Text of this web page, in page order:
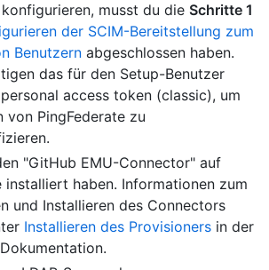
musst du die Schritte 1
der SCIM-Bereitstellung zum
Benutzern abgeschlossen haben.
das für den Setup-Benutzer
access token (classic), um
von PingFederate zu
"GitHub EMU-Connector" auf
installiert haben. Informationen zum
und Installieren des Connectors
Installieren des Provisioners in der